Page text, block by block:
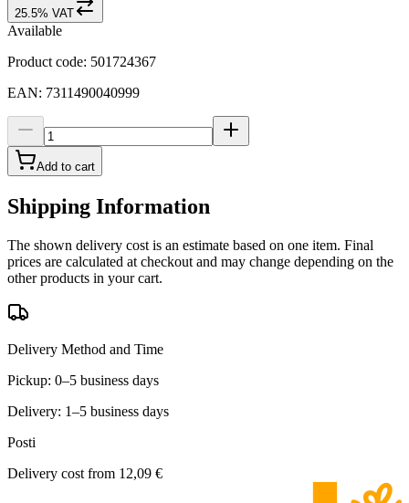
25.5% VAT
Available
Product code: 501724367
EAN: 7311490040999
Add to cart
Shipping Information
The shown delivery cost is an estimate based on one item. Final
prices are calculated at checkout and may change depending on the
other products in your cart.
Delivery Method and Time
Pickup: 0–5 business days
Delivery: 1–5 business days
Posti
Delivery cost from 12,09 €